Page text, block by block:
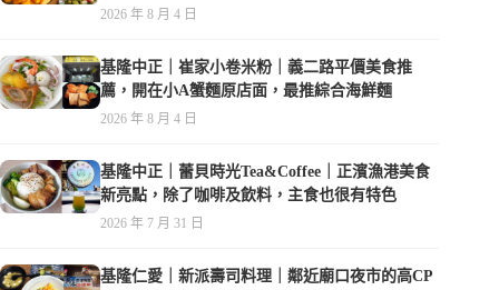
在水準之上
2026 年 8 月 4 日
基隆中正｜崔家小卷米粉｜義二路平價美食推
薦，開在小A蟹麵原店面，最推綜合海鮮麵
2026 年 8 月 4 日
基隆中正｜蕾貝時光Tea&Coffee｜正濱漁港美食
新亮點，除了咖啡及飲料，主食也很有特色
2026 年 7 月 31 日
基隆仁愛｜新派壽司料理｜鄰近廟口夜市的高CP